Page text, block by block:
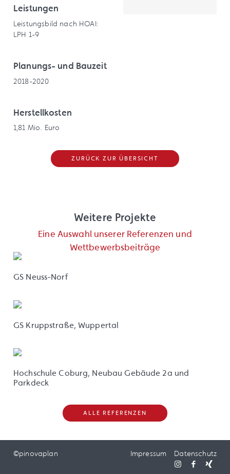
Leistungen
Leistungsbild nach HOAI:
LPH 1-9
Planungs- und Bauzeit
2018-2020
Herstellkosten
1,81 Mio. Euro
ZURÜCK ZUR ÜBERSICHT
Weitere Projekte
Eine Auswahl unserer Referenzen und
Wettbewerbsbeiträge
GS Neuss-Norf
GS Kruppstraße, Wuppertal
Hochschule Coburg, Neubau Gebäude 2a und
Parkdeck
ALLE REFERENZEN
©pinovaplan Impressum Datenschutz